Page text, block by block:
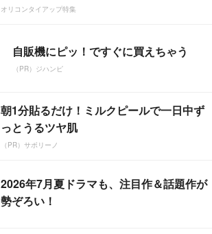
オリコンタイアップ特集
自販機にピッ！ですぐに買えちゃう
（PR）ジハンピ
朝1分貼るだけ！ミルクピールで一日中ず
っとうるツヤ肌
（PR）サボリーノ
2026年7月夏ドラマも、注目作＆話題作が
勢ぞろい！